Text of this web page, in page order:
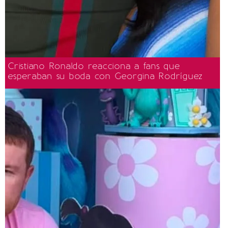
Cristiano Ronaldo reacciona a fans que
esperaban su boda con Georgina Rodríguez